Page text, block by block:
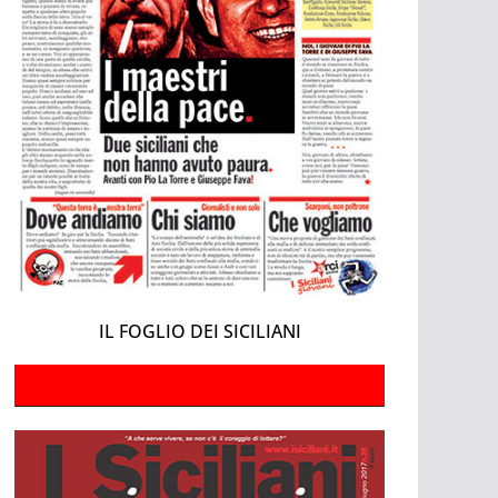
IL FOGLIO DEI SICILIANI